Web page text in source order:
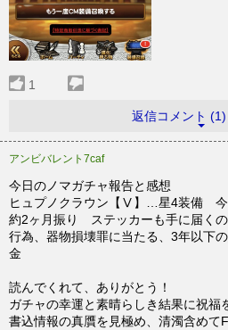
1
返信コメント
アンビバレント7caf
今日のノマガチャ報告と感想
ヒュプノクラウン【Ⅴ】…星4装備
約2ヶ月振り ステッカーも手に届く
行為、器物損壊罪に当たる、3年以下
金
読んでくれて、ありがとう！
ガチャの幸運と素晴らしき結果に祝福
書込情報の真贋を見極め、清濁含めて